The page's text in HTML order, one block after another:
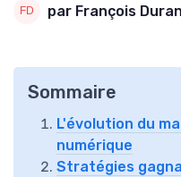
par François
Sommaire
L'évolution du
numérique
Stratégies